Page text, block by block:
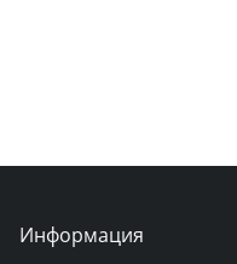
Информация